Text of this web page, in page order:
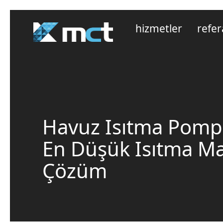
hizmetler
Havuz Isıtma
En Düşük Isıtma
Çözüm